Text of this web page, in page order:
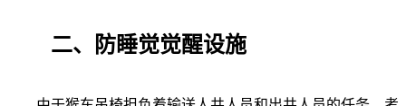
二、防睡觉觉醒设施